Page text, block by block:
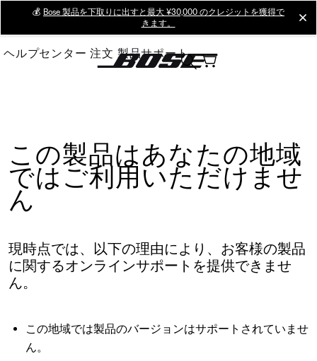
Main
💰 Bose 製品を下取りに出すと最大 ¥30,000 のクレジットを獲得で
きます。
ヘルプセンター 注文 製品サポート
この製品はあなたの地域
ではご利用いただけませ
ん
現時点では、以下の理由により、お客様の製品
に関するオンラインサポートを提供できませ
ん。
この地域では製品のバージョンはサポートされていませ
ん。